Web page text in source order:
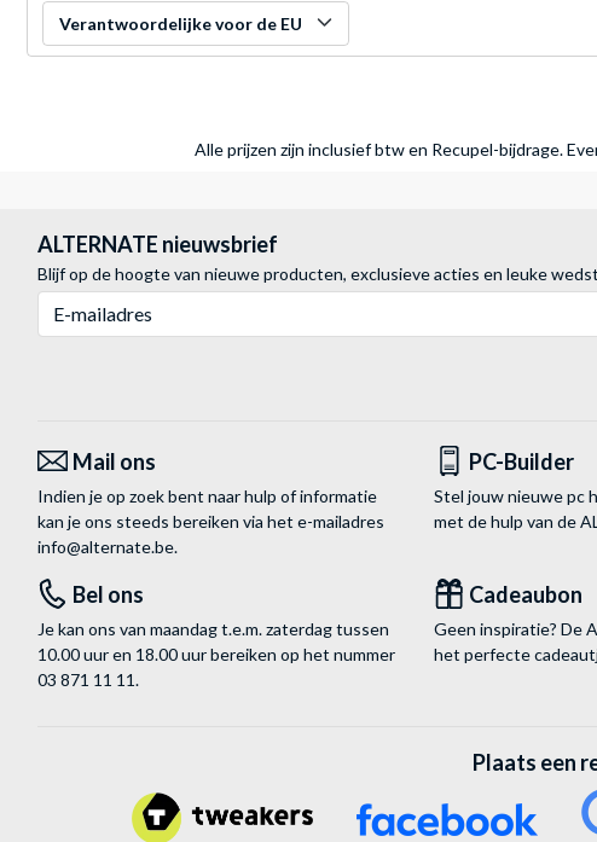
Verantwoordelijke voor de EU
Alle prijzen zijn inclusief btw en Recupel-bijdrage.
ALTERNATE nieuwsbrief
Blijf op de hoogte van nieuwe producten, exclusieve acties en leuke
Mail ons
Indien je op zoek bent naar hulp of informatie
kan je ons steeds bereiken via het e-mailadres
info@alternate.be.
PC-Builder
Stel jouw nieuwe pc
met de hulp van de
Bel ons
Je kan ons van maandag t.e.m. zaterdag tussen
10.00 uur en 18.00 uur bereiken op het nummer
03 871 11 11.
Cadeaubon
Geen inspiratie? De
het perfecte
Plaats een